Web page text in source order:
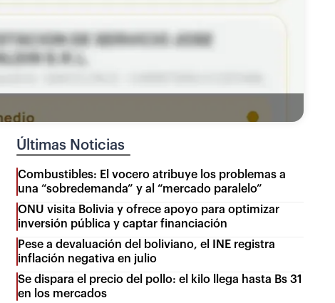
Últimas Noticias
Combustibles: El vocero atribuye los problemas a
una “sobredemanda” y al “mercado paralelo”
ONU visita Bolivia y ofrece apoyo para optimizar
inversión pública y captar financiación
Pese a devaluación del boliviano, el INE registra
inflación negativa en julio
Se dispara el precio del pollo: el kilo llega hasta Bs 31
en los mercados